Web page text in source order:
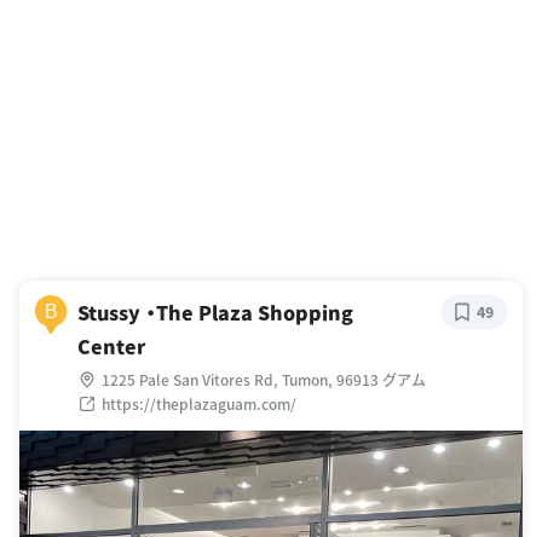
B
Stussy ・The Plaza Shopping
Center
1225 Pale San Vitores Rd, Tumon, 96913 グアム
https://theplazaguam.com/
49